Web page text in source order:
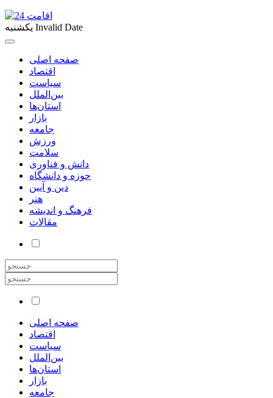
یکشنبه Invalid Date
صفحه اصلی
اقتصاد
سیاست
بین‌الملل
استان‌ها
بازار
جامعه
ورزش
سلامت
دانش و فناوری
حوزه و دانشگاه
دین و آیین
هنر
فرهنگ و اندیشه
مقالات
صفحه اصلی
اقتصاد
سیاست
بین‌الملل
استان‌ها
بازار
جامعه